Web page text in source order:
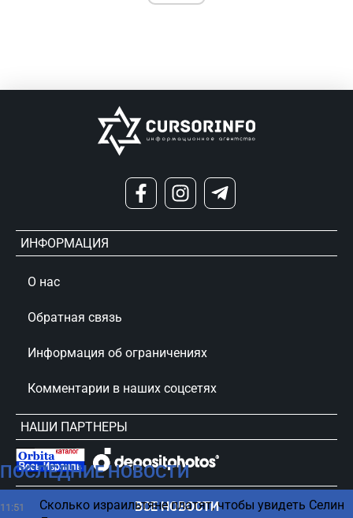
ПОСЛЕДНИЕ НОВОСТИ
11:51
Сколько израильтяне платят, чтобы увидеть Селин
ВСЕ НОВОСТИ
ИНФОРМАЦИЯ
О нас
Обратная связь
Информация об ограничениях
Комментарии в наших соцсетях
НАШИ ПАРТНЕРЫ
сursorinfo.co.il © Все права защищены